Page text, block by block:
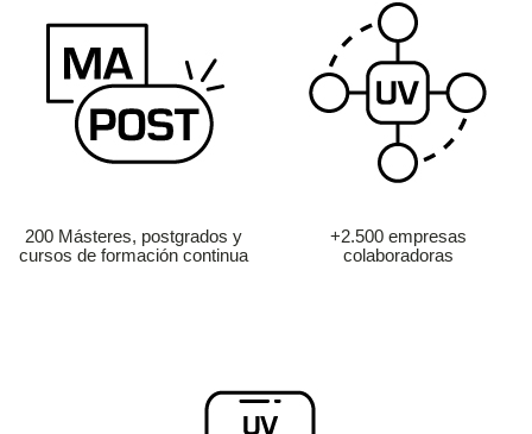
200 Másteres, postgrados y
cursos de formación continua
+2.500 empresas
colaboradoras